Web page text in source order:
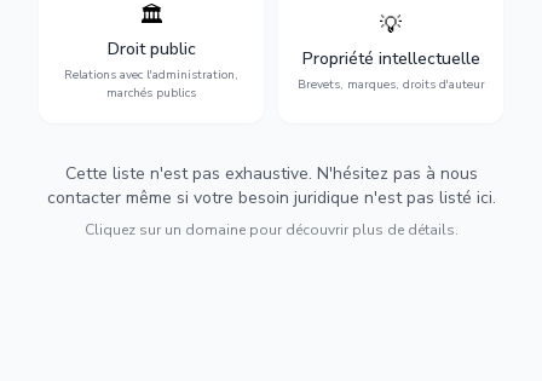
🏛️
Droit public
Relations avec l'administration,
marchés publics
Gestion de vos relations
avec l'administration :
marchés publics,
urbanisme et contentieux.
💡
Propriété intellectuelle
Brevets, marques, droits d'auteur
Protection de vos créations
d'auteur et lutte contre la
contrefaçon.
Cette liste n'est pas exhaustive. N'hésitez pas à nous
contacter même si votre besoin juridique n'est pas listé ici.
Cliquez sur un domaine pour découvrir plus de détails.